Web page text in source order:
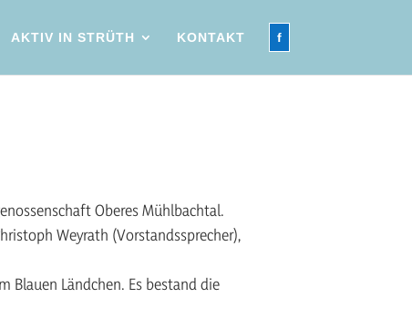
AKTIV IN STRÜTH KONTAKT f
Oberes Mühlbachtal.
Weyrath (Vorstandssprecher),
Blauen Ländchen. Es bestand die